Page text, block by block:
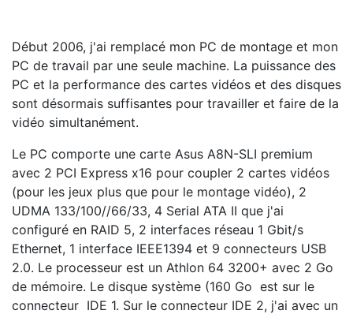
Début 2006, j'ai remplacé mon PC de montage et mon
PC de travail par une seule machine. La puissance des
PC et la performance des cartes vidéos et des disques
sont désormais suffisantes pour travailler et faire de la
vidéo simultanément.
Le PC comporte une carte Asus A8N-SLI premium
avec 2 PCI Express x16 pour coupler 2 cartes vidéos
(pour les jeux plus que pour le montage vidéo), 2
UDMA 133/100//66/33, 4 Serial ATA II que j'ai
configuré en RAID 5, 2 interfaces réseau 1 Gbit/s
Ethernet, 1 interface IEEE1394 et 9 connecteurs USB
2.0. Le processeur est un Athlon 64 3200+ avec 2 Go
de mémoire. Le disque système (160 Go est sur le
connecteur IDE 1. Sur le connecteur IDE 2, j'ai avec un